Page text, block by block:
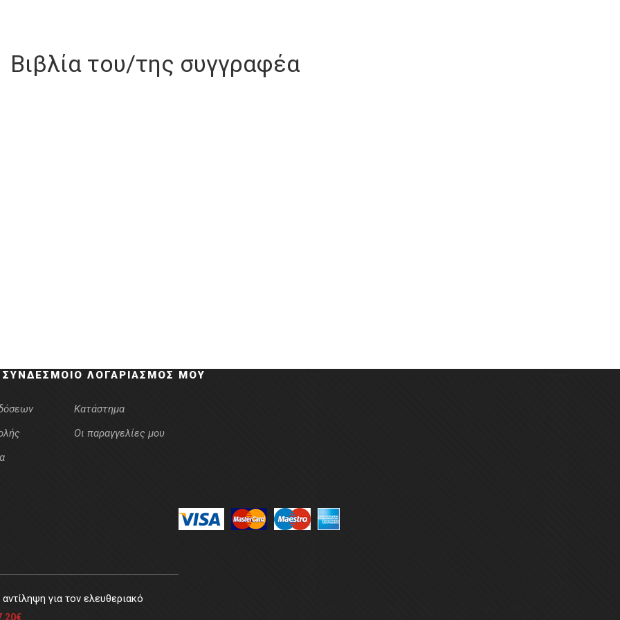
Βιβλία του/της συγγραφέα
Ο ΛΟΓΑΡΙΑΣΜΌΣ ΜΟΥ
Κατάστημα
Οι παραγγελίες μου
για τον ελευθεριακό
€